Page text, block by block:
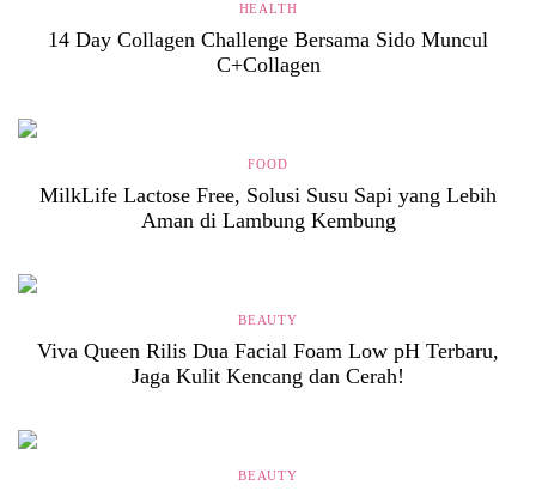
HEALTH
14 Day Collagen Challenge Bersama Sido Muncul
C+Collagen
FOOD
MilkLife Lactose Free, Solusi Susu Sapi yang Lebih
Aman di Lambung Kembung
BEAUTY
Viva Queen Rilis Dua Facial Foam Low pH Terbaru,
Jaga Kulit Kencang dan Cerah!
BEAUTY